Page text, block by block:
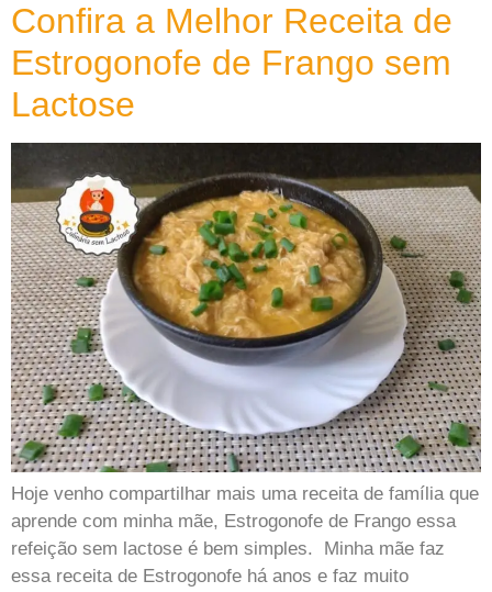
Confira a Melhor Receita de
Estrogonofe de Frango sem
Lactose
Hoje venho compartilhar mais uma receita de família que
aprende com minha mãe, Estrogonofe de Frango essa
refeição sem lactose é bem simples. Minha mãe faz
essa receita de Estrogonofe há anos e faz muito